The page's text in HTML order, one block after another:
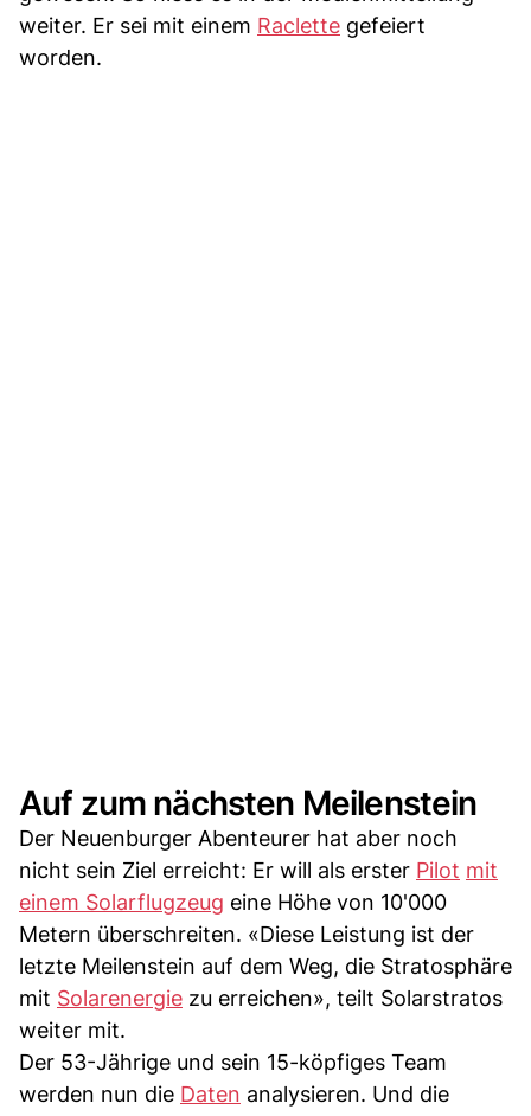
weiter. Er sei mit einem Raclette gefeiert
worden.
Auf zum nächsten Meilenstein
Der Neuenburger Abenteurer hat aber noch
nicht sein Ziel erreicht: Er will als erster Pilot mit
einem Solarflugzeug eine Höhe von 10'000
Metern überschreiten. «Diese Leistung ist der
letzte Meilenstein auf dem Weg, die Stratosphäre
mit Solarenergie zu erreichen», teilt Solarstratos
weiter mit.
Der 53-Jährige und sein 15-köpfiges Team
werden nun die Daten analysieren. Und die